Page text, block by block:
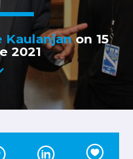
Kaulanjanon 15
2021